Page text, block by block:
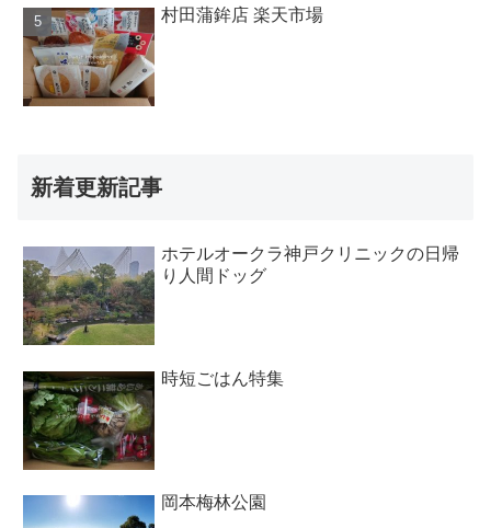
村田蒲鉾店 楽天市場
新着更新記事
ホテルオークラ神戸クリニックの日帰
り人間ドッグ
時短ごはん特集
岡本梅林公園